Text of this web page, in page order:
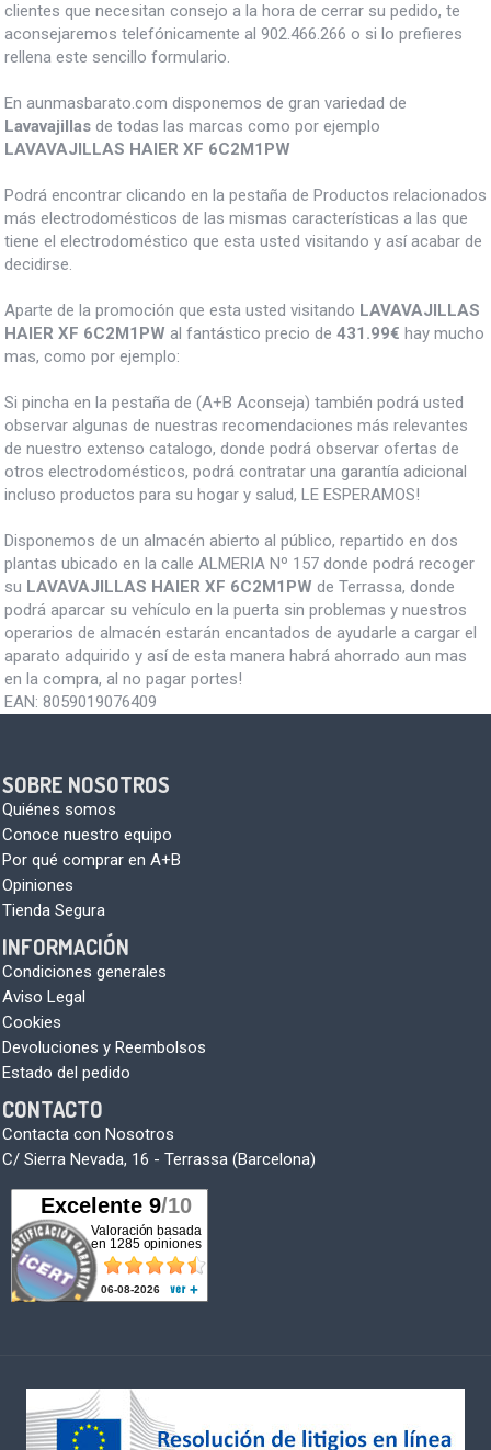
clientes que necesitan consejo a la hora de cerrar su pedido, te
aconsejaremos telefónicamente al 902.466.266 o si lo prefieres
rellena este sencillo formulario.
En aunmasbarato.com disponemos de gran variedad de
Lavavajillas de todas las marcas como por ejemplo
LAVAVAJILLAS HAIER XF 6C2M1PW
Podrá encontrar clicando en la pestaña de Productos relacionados
más electrodomésticos de las mismas características a las que
tiene el electrodoméstico que esta usted visitando y así acabar de
decidirse.
Aparte de la promoción que esta usted visitando LAVAVAJILLAS
HAIER XF 6C2M1PW al fantástico precio de 431.99€ hay mucho
mas, como por ejemplo:
Si pincha en la pestaña de (A+B Aconseja) también podrá usted
observar algunas de nuestras recomendaciones más relevantes
de nuestro extenso catalogo, donde podrá observar ofertas de
otros electrodomésticos, podrá contratar una garantía adicional
incluso productos para su hogar y salud, LE ESPERAMOS!
Disponemos de un almacén abierto al público, repartido en dos
plantas ubicado en la calle ALMERIA Nº 157 donde podrá recoger
su LAVAVAJILLAS HAIER XF 6C2M1PW de Terrassa, donde
podrá aparcar su vehículo en la puerta sin problemas y nuestros
operarios de almacén estarán encantados de ayudarle a cargar el
aparato adquirido y así de esta manera habrá ahorrado aun mas
en la compra, al no pagar portes!
EAN: 8059019076409
SOBRE NOSOTROS
Quiénes somos
Conoce nuestro equipo
Por qué comprar en A+B
Opiniones
Tienda Segura
INFORMACIÓN
Condiciones generales
Aviso Legal
Cookies
Devoluciones y Reembolsos
Estado del pedido
CONTACTO
Contacta con Nosotros
C/ Sierra Nevada, 16 - Terrassa (Barcelona)